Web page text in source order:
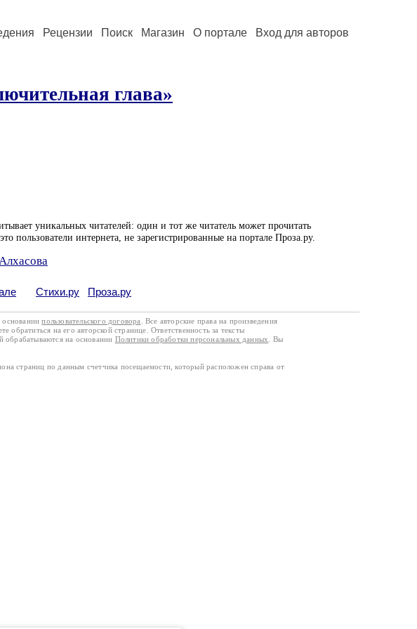
Рецензии Поиск Магазин О портале Вход для авторов
глава»
уникальных читателей: один и тот же читатель может прочитать
пользователи интернета, не зарегистрированные на портале Проза.ру.
Стихи.ру Проза.ру
основаниипользовательского договора
. Все авторские права на произведения
обратиться на его авторской странице. Ответственность за тексты
обрабатываются на основании Политики обработки персональных данных
. Вы
страниц по данным счетчика посещаемости, который расположен справа от